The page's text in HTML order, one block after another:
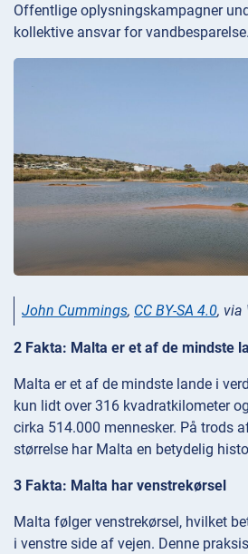
Offentlige oplysningskampagner
kollektive ansvar for vandbesparelse.
John Cummings, CC BY-SA 4.0, via
2 Fakta: Malta er et af de mindste
Malta er et af de mindste lande i
kun lidt over 316 kvadratkilometer
cirka 514.000 mennesker. På trods
størrelse har Malta en betydelig
3 Fakta: Malta har venstrekørsel
Malta følger venstrekørsel, hvilket
i venstre side af vejen. Denne